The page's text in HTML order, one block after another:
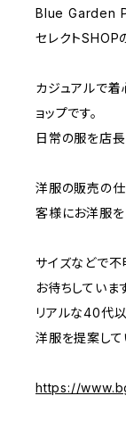
Blue Garden
セレクトSHOP
カジュアルで
ョップです。
日常の服を店長
洋服の販売の仕
客様にお洋服を
サイズなどで不
お待ちしています
リアルな40代
洋服を提案して
https://